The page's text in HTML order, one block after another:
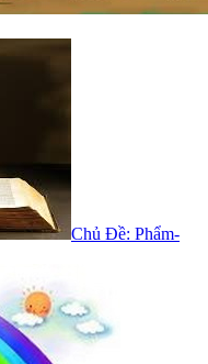
Chủ Đề: Phẩm-